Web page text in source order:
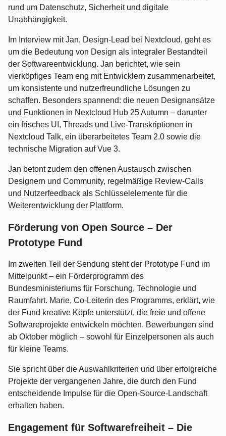
rund um Datenschutz, Sicherheit und digitale
Unabhängigkeit.
Im Interview mit Jan, Design-Lead bei Nextcloud, geht es
um die Bedeutung von Design als integraler Bestandteil
der Softwareentwicklung. Jan berichtet, wie sein
vierköpfiges Team eng mit Entwicklern zusammenarbeitet,
um konsistente und nutzerfreundliche Lösungen zu
schaffen. Besonders spannend: die neuen Designansätze
und Funktionen in Nextcloud Hub 25 Autumn – darunter
ein frisches UI, Threads und Live-Transkriptionen in
Nextcloud Talk, ein überarbeitetes Team 2.0 sowie die
technische Migration auf Vue 3.
Jan betont zudem den offenen Austausch zwischen
Designern und Community, regelmäßige Review-Calls
und Nutzerfeedback als Schlüsselelemente für die
Weiterentwicklung der Plattform.
Förderung von Open Source – Der
Prototype Fund
Im zweiten Teil der Sendung steht der Prototype Fund im
Mittelpunkt – ein Förderprogramm des
Bundesministeriums für Forschung, Technologie und
Raumfahrt. Marie, Co-Leiterin des Programms, erklärt, wie
der Fund kreative Köpfe unterstützt, die freie und offene
Softwareprojekte entwickeln möchten. Bewerbungen sind
ab Oktober möglich – sowohl für Einzelpersonen als auch
für kleine Teams.
Sie spricht über die Auswahlkriterien und über erfolgreiche
Projekte der vergangenen Jahre, die durch den Fund
entscheidende Impulse für die Open-Source-Landschaft
erhalten haben.
Engagement für Softwarefreiheit – Die